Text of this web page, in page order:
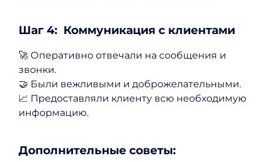
Шаг 4: Коммуникация с клиентами
🚀 Оперативно отвечали на сообщения и
звонки.
🤝 Были вежливыми и доброжелательными.
📈 Предоставляли клиенту всю необходимую
информацию.
Дополнительные советы: